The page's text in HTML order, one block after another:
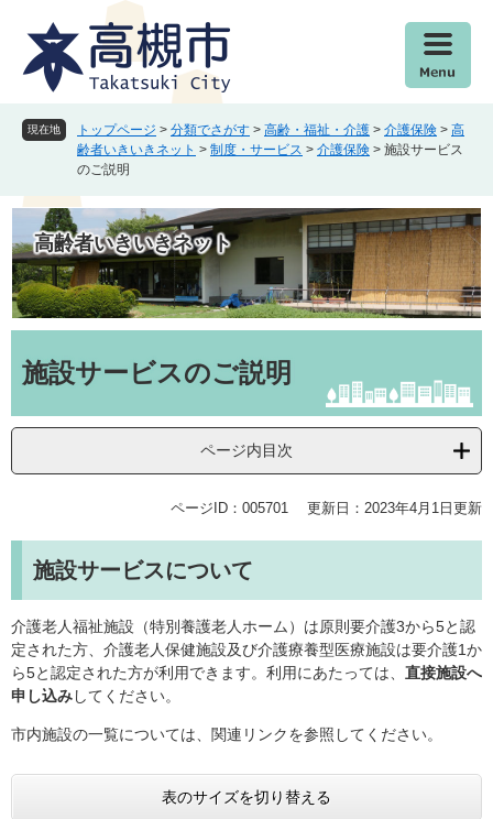
文
へ
現在地 トップページ > 分類でさがす > 高齢・福祉・介護 > 介護保険 > 高
齢者いきいきネット > 制度・サービス > 介護保険 > 施設サービス
のご説明
高齢者いきいきネット
文施設サービスのご説明
ページ内目次
ページID：005701 更新日：2023年4月1日更新
施設サービスについて
介護老人福祉施設（特別養護老人ホーム）は原則要介護3から5と認
定された方、介護老人保健施設及び介護療養型医療施設は要介護1か
ら5と認定された方が利用できます。利用にあたっては、 直接施設へ
申し込みしてください。
市内施設の一覧については、関連リンクを参照してください。
表のサイズを切り替える